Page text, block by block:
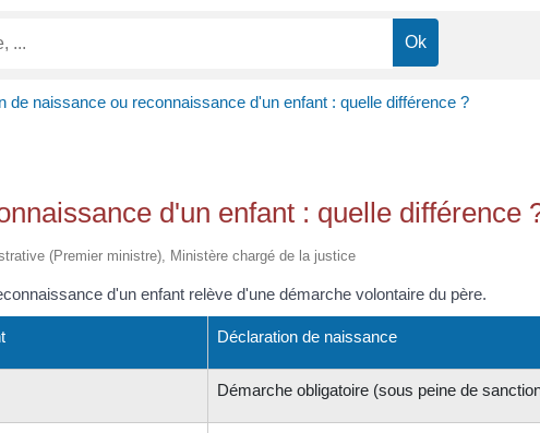
de naissance ou reconnaissance d'un enfant : quelle différence ?
d'un enfant : quelle différence
(Premier ministre), Ministère chargé de la justice
d'un enfant relève d'une démarche volontaire du père.
Déclaration de naissance
Démarche obligatoire (sous peine de